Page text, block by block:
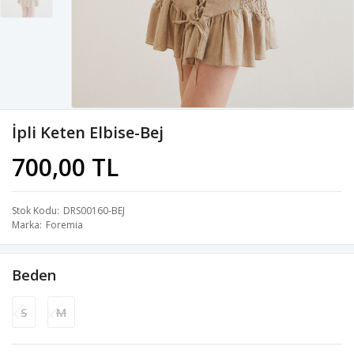
İpli Keten Elbise-Bej
700,00 TL
Stok Kodu DRS00160-BEJ
Marka Foremia
Beden
S M